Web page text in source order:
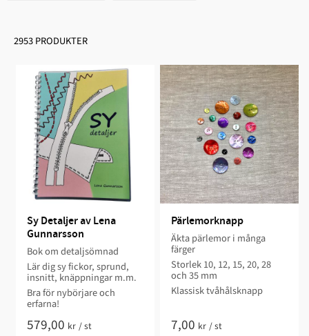
2953 PRODUKTER
Sy Detaljer av Lena
Gunnarsson
Bok om detaljsömnad
Lär dig sy fickor, sprund,
insnitt, knäppningar m.m.
Bra för nybörjare och
erfarna!
579,00 kr /st
Pärlemorknapp
Äkta pärlemor i många
färger
Storlek 10, 12, 15, 20, 28
och 35 mm
Klassisk tvåhålsknapp
7,00 kr /st